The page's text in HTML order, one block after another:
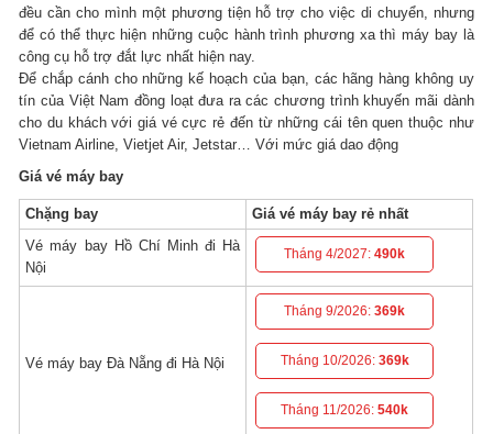
đều cần cho mình một phương tiện hỗ trợ cho việc di chuyển, nhưng
để có thể thực hiện những cuộc hành trình phương xa thì máy bay là
công cụ hỗ trợ đắt lực nhất hiện nay.
Để chắp cánh cho những kế hoạch của bạn, các hãng hàng không uy
tín của Việt Nam đồng loạt đưa ra các chương trình khuyến mãi dành
cho du khách với giá vé cực rẻ đến từ những cái tên quen thuộc như
Vietnam Airline, Vietjet Air, Jetstar… Với mức giá dao động
Giá vé máy bay
Chặng bay
Giá vé máy bay rẻ nhất
Vé máy bay Hồ Chí Minh đi Hà
Nội
Tháng 4/2027:490k
Vé máy bay Đà Nẵng đi Hà Nội
Tháng 9/2026:369k
Tháng 10/2026: 369k
Tháng 11/2026:540k